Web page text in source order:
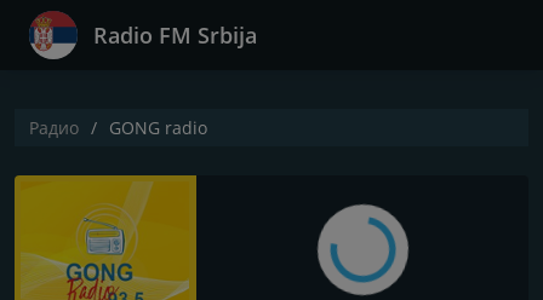
Radio FM Srbija
Радио GONG radio